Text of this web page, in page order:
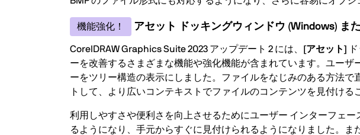
機能強化！ アセット ドッキングウィンドウ (Windows) ま
CorelDRAW Graphics Suite 2023 アップデート 2 には、 [アセット]
ーを改善するさまざまな機能や強化機能が含まれています。ユー
ーをツリー構造の表示にしました。ファイルをなじみのある方法
トして、より広いコンテキストでファイルのコンテンツを見付ける
利用しやすさや便利さを向上させるためにユーザー インターフェ
るようになり、手元からすぐに見付けられるようになりました。